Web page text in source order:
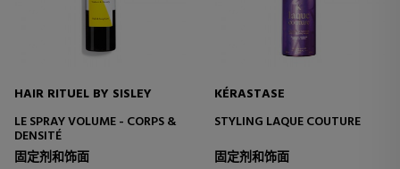
HAIR RITUEL BY SISLEY
LE SPRAY VOLUME - CORPS &
DENSITÉ
固定剂和饰面
KÉRASTASE
STYLING LAQUE COUTURE
固定剂和饰面